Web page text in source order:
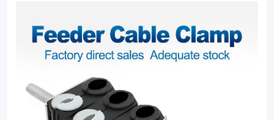
maintenance,
efficient